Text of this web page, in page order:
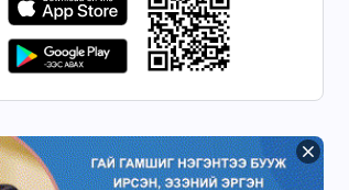
Өдөр тутмын Бурханы үг:
Амийн оролт | Эшлэл 552
Өдөр тутмын Бурханы үг:
Амийн оролт | Эшлэл 553